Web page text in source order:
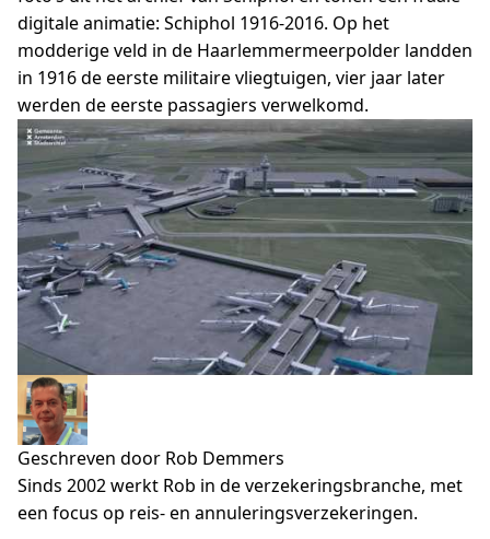
digitale animatie: Schiphol 1916-2016. Op het
modderige veld in de Haarlemmermeerpolder landden
in 1916 de eerste militaire vliegtuigen, vier jaar later
werden de eerste passagiers verwelkomd.
Geschreven door Rob Demmers
Sinds 2002 werkt Rob in de verzekeringsbranche, met
een focus op reis- en annuleringsverzekeringen.